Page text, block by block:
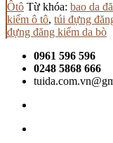
Ôtô Từ khóa: bao da
kiểm ô tô, túi đựng
đựng đăng kiểm da bò
0961 596 596
0248 5868 666